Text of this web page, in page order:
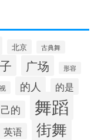
北京 古典舞
广场 形容
的人 的是
的 舞蹈
英语 街舞